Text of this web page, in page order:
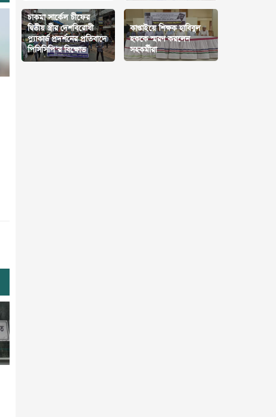
চাকমা সার্কেল চীফের
দ্বিতীয় স্ত্রীর দেশবিরোধী
প্ল্যাকার্ড প্রদর্শনের প্রতিবাদে
পিসিসিপি’র বিক্ষোভ
কাপ্তাইয়ে শিক্ষক হাবিবুল
হককে স্মরণ করলেন
সহকর্মীরা